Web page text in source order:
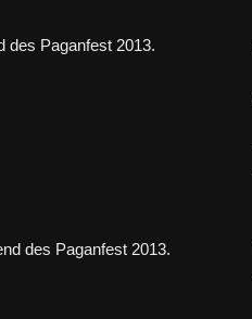
des Paganfest 2013.
des Paganfest 2013.